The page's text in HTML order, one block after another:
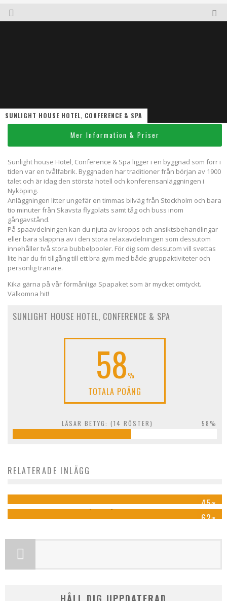
SUNLIGHT HOUSE HOTEL, CONFERENCE & SPA
Mer Information & Priser
Sunlight house Hotel, Conference & Spa ligger i en byggnad som förr i
tiden var en tvålfabrik. Byggnaden har traditioner från början av 1900
talet och är idag den största hotell och konferensanläggningen i
Nyköping.
Anläggningen litter ungefär en timmas bilväg från Stockholm och bara
tio minuter från Skavsta flygplats samt tåg och buss inom
gångavstånd.
På spaavdelningen kan du njuta av kropps och ansiktsbehandlingar
eller bara slappna av i den stora relaxavdelningen som dessutom
innehåller två stora bubbelpooler. För dig som dessutom vill svettas
lite har du fri tillgång till ett bra gym med både gruppaktiviteter och
personlig tränare.
Kika gärna på vår förmånliga Spapaket som är mycket omtyckt.
Välkomna hit!
SUNLIGHT HOUSE HOTEL, CONFERENCE & SPA
58%
TOTALA POÄNG
LÄSAR BETYG: (14 RÖSTER) 58%
RELATERADE INLÄGG
45%
62%
Quality Ekoxen